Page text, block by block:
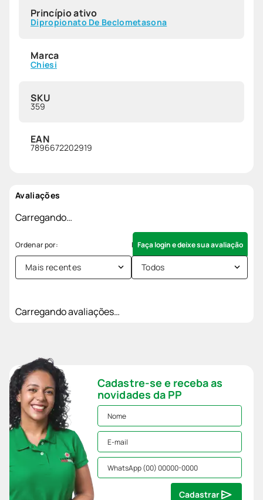
Princípio ativo
Dipropionato De Beclometasona
Marca
Chiesi
SKU
359
EAN
7896672202919
Avaliações
Carregando…
Faça login e deixe sua avaliação
Mais recentes Todos
Carregando avaliações…
Cadastre-se e receba as
novidades da PP
Cadastrar